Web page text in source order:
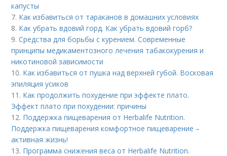
капусты
7. Как избавиться от тараканов в домашних условиях
8. Как убрать вдовий горд. Как убрать вдовий горб?
9.Средства для борьбы с курением. Современные
принципы медикаментозного лечения табакокурения и
никотиновой зависимости
10. Как избавиться от пушка над верхней губой. Восковая
эпиляция усиков
11. Как продолжить похудение при эффекте плато.
Эффект плато при похудении: причины
12. Поддержка пищеварения от Herbalife Nutrition.
Поддержка пищеварения комфортное пищеварение –
активная жизнь!
13. Программа снижения веса от Herbalife Nutrition.